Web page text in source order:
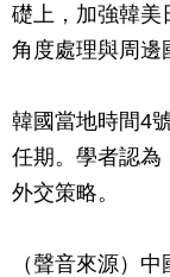
礎上，加強韓美
角度處理與周邊
韓國當地時間4
任期。學者認為
外交策略。
（聲音來源）